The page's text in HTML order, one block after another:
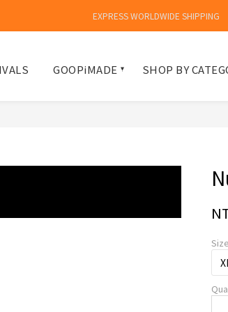
EXPRESS WORLDWIDE SHIPPING
GOOPiMADE SHOP BY
Size